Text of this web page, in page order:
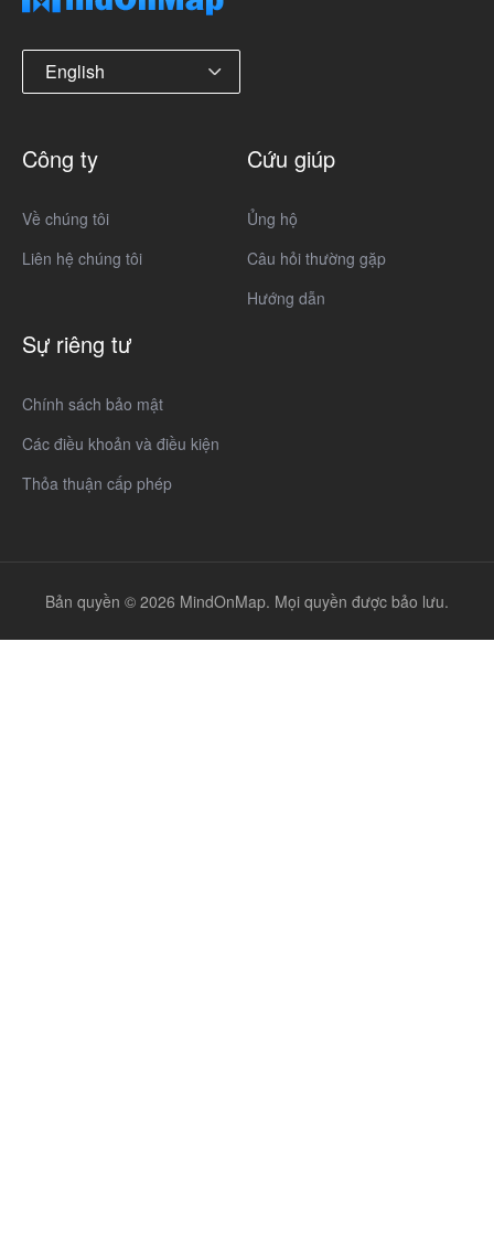
English
Công ty
Về chúng tôi
Liên hệ chúng tôi
Cứu giúp
Ủng hộ
Câu hỏi thường gặp
Hướng dẫn
Sự riêng tư
Chính sách bảo mật
Các điều khoản và điều kiện
Thỏa thuận cấp phép
Bản quyền © 2026 MindOnMap. Mọi quyền được bảo lưu.